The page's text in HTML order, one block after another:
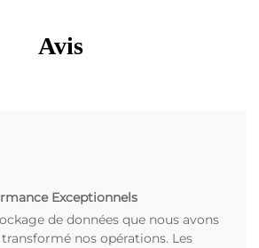
Avis
Exceptionnels
de données que nous avons
nos opérations. Les